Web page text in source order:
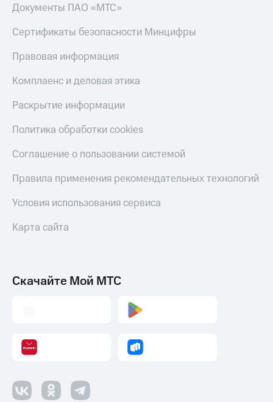
Документы ПАО «МТС»
Сертификаты безопасности Минцифры
Правовая информация
Комплаенс и деловая этика
Раскрытие информации
Политика обработки cookies
Соглашение о пользовании системой
Правила применения рекомендательных технологий
Условия использования сервиса
Карта сайта
Скачайте Мой МТС